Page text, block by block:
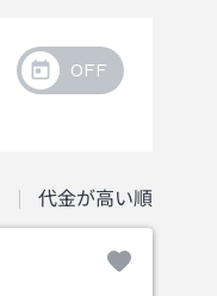
代金が高い順